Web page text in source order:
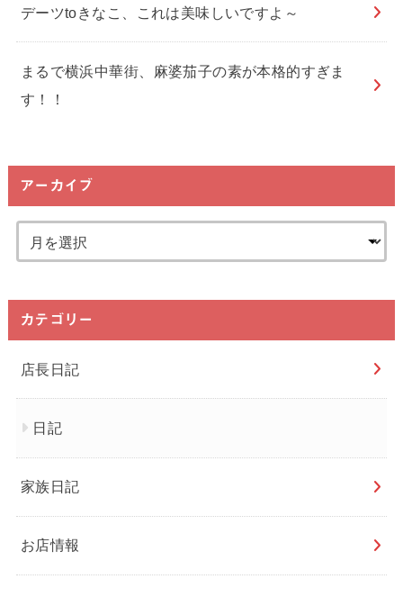
デーツtoきなこ、これは美味しいですよ～
まるで横浜中華街、麻婆茄子の素が本格的すぎま
す！！
アーカイブ
カテゴリー
店長日記
日記
家族日記
お店情報